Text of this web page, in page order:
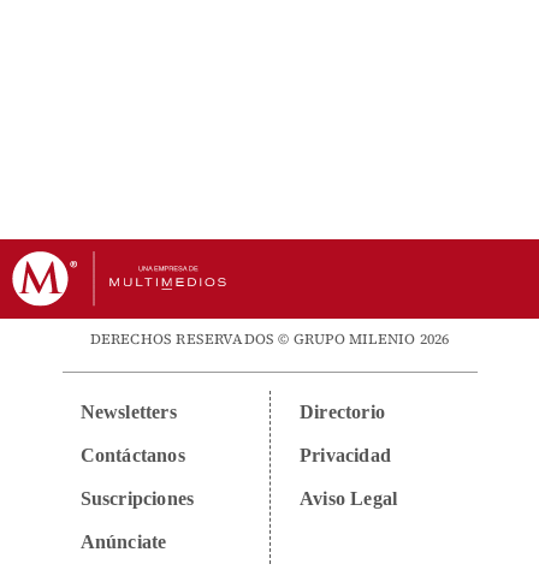
DERECHOS RESERVADOS © GRUPO MILENIO 2026
Newsletters
Contáctanos
Suscripciones
Anúnciate
Directorio
Privacidad
Aviso Legal